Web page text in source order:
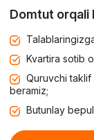
Domtut orqali
Kvartira sotib
Quruvchi taklif
beramiz;
Butunlay